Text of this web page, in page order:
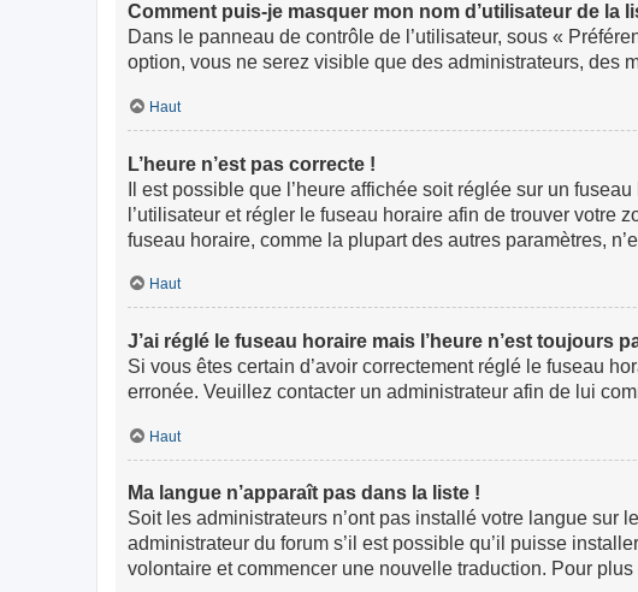
Comment puis-je masquer mon nom d’utilisateur de la
Dans le panneau de contrôle de l’utilisateur, sous «
option, vous ne serez visible que des administrateurs, des
Haut
L’heure n’est pas correcte !
Il est possible que l’heure affichée soit réglée sur un
l’utilisateur et régler le fuseau horaire afin de trouver
fuseau horaire, comme la plupart des autres paramètres,
Haut
J’ai réglé le fuseau horaire mais l’heure n’est toujours
Si vous êtes certain d’avoir correctement réglé le fuseau
erronée. Veuillez contacter un administrateur afin de lui
Haut
Ma langue n’apparaît pas dans la liste !
Soit les administrateurs n’ont pas installé votre langue sur
administrateur du forum s’il est possible qu’il puisse
volontaire et commencer une nouvelle traduction. Pour